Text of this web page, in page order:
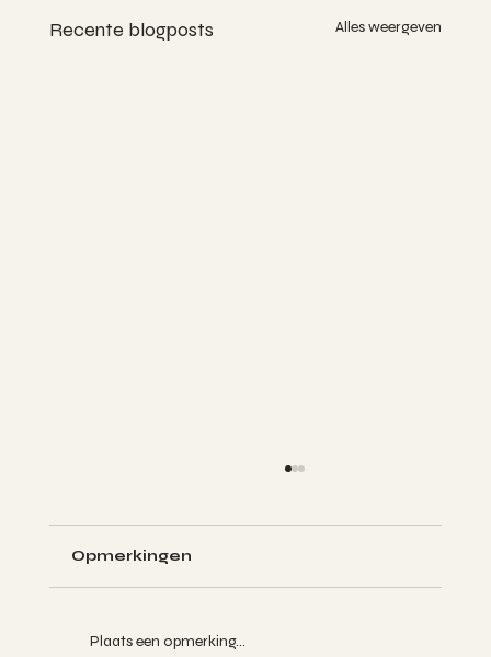
Recente blogposts Alles weergeven
Opmerkingen
Plaats een opmerking...